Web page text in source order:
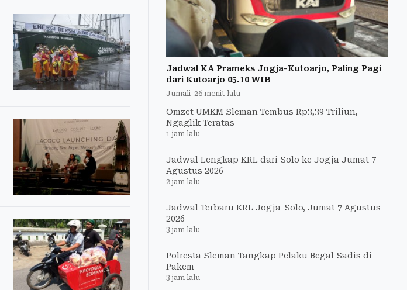
Jadwal KA Prameks Jogja-Kutoarjo, Paling Pagi
dari Kutoarjo 05.10 WIB
Jumali-26 menit lalu
Omzet UMKM Sleman Tembus Rp3,39 Triliun,
Ngaglik Teratas
1 jam lalu
Jadwal Lengkap KRL dari Solo ke Jogja Jumat 7
Agustus 2026
2 jam lalu
Jadwal Terbaru KRL Jogja-Solo, Jumat 7 Agustus
2026
3 jam lalu
Polresta Sleman Tangkap Pelaku Begal Sadis di
Pakem
3 jam lalu